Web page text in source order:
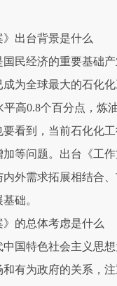
出台背景是什么
民经济的重要基础
为全球最大的石化
平高0.8个百分点，
看到，当前石化化
等问题。出台《工
外需求拓展相结合
础。
》的总体考虑是什么
中国特色社会主义思
有为政府的关系，